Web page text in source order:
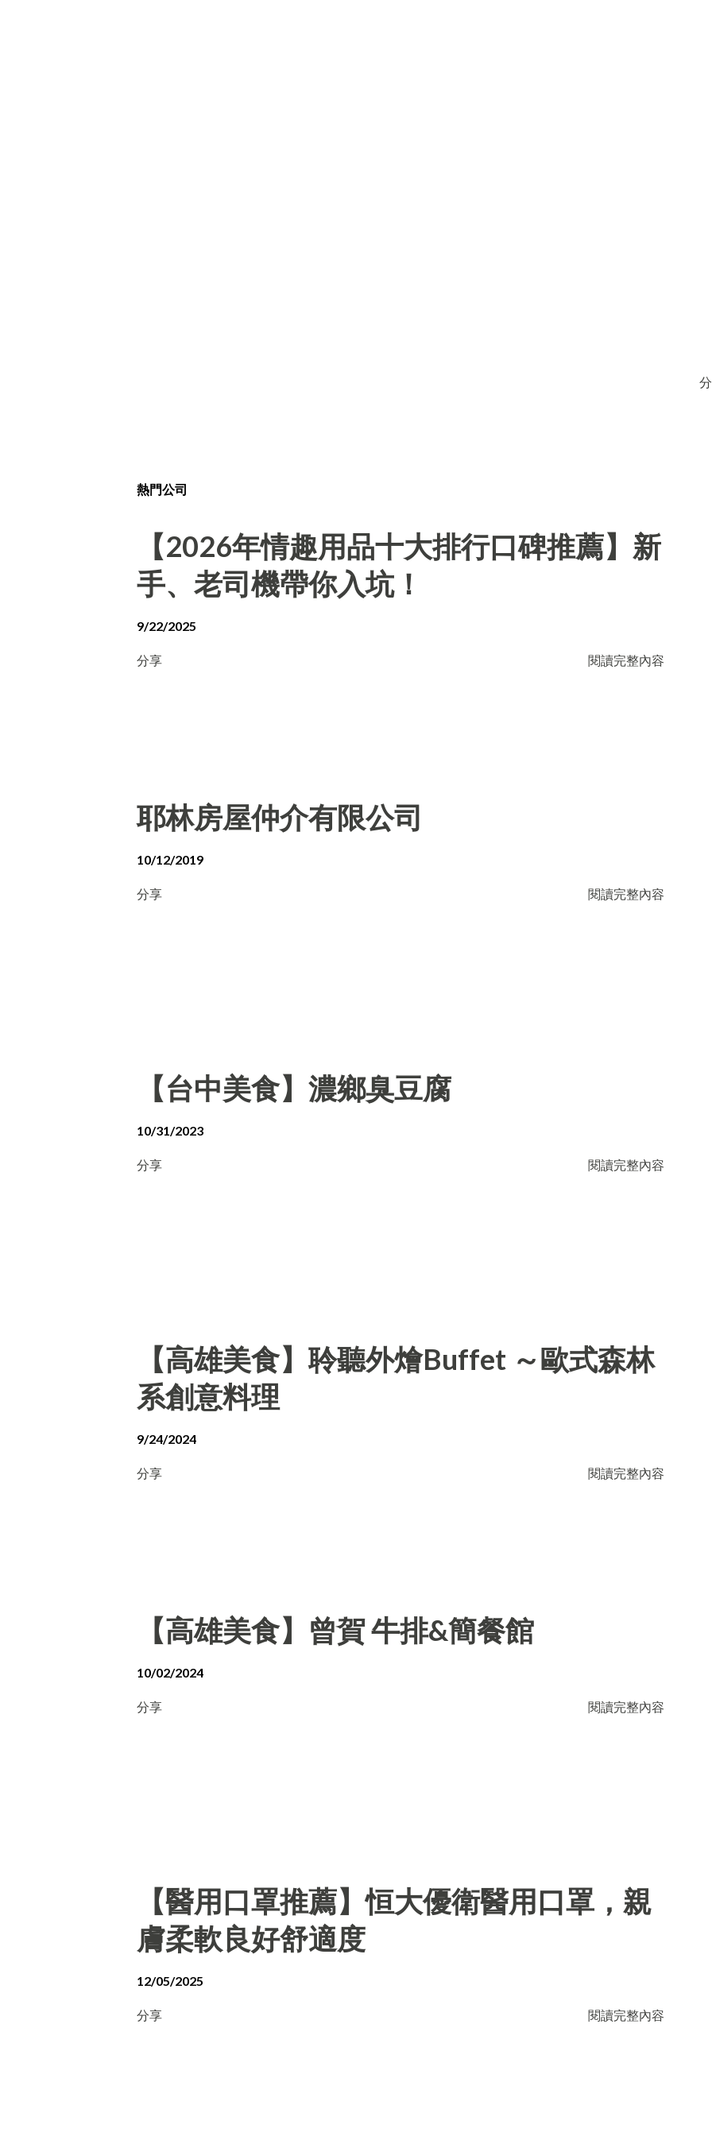
熱門公司
【2026年情趣用品十大排行口碑推薦】新
手、老司機帶你入坑！
9/22/2025
分享 閱讀完整內容
耶林房屋仲介有限公司
10/12/2019
分享 閱讀完整內容
【台中美食】濃鄉臭豆腐
10/31/2023
分享 閱讀完整內容
【高雄美食】聆聽外燴Buffet ～歐式森林
系創意料理
9/24/2024
分享 閱讀完整內容
【高雄美食】曾賀 牛排&簡餐館
10/02/2024
分享 閱讀完整內容
【醫用口罩推薦】恒大優衛醫用口罩，親
膚柔軟良好舒適度
12/05/2025
分享 閱讀完整內容